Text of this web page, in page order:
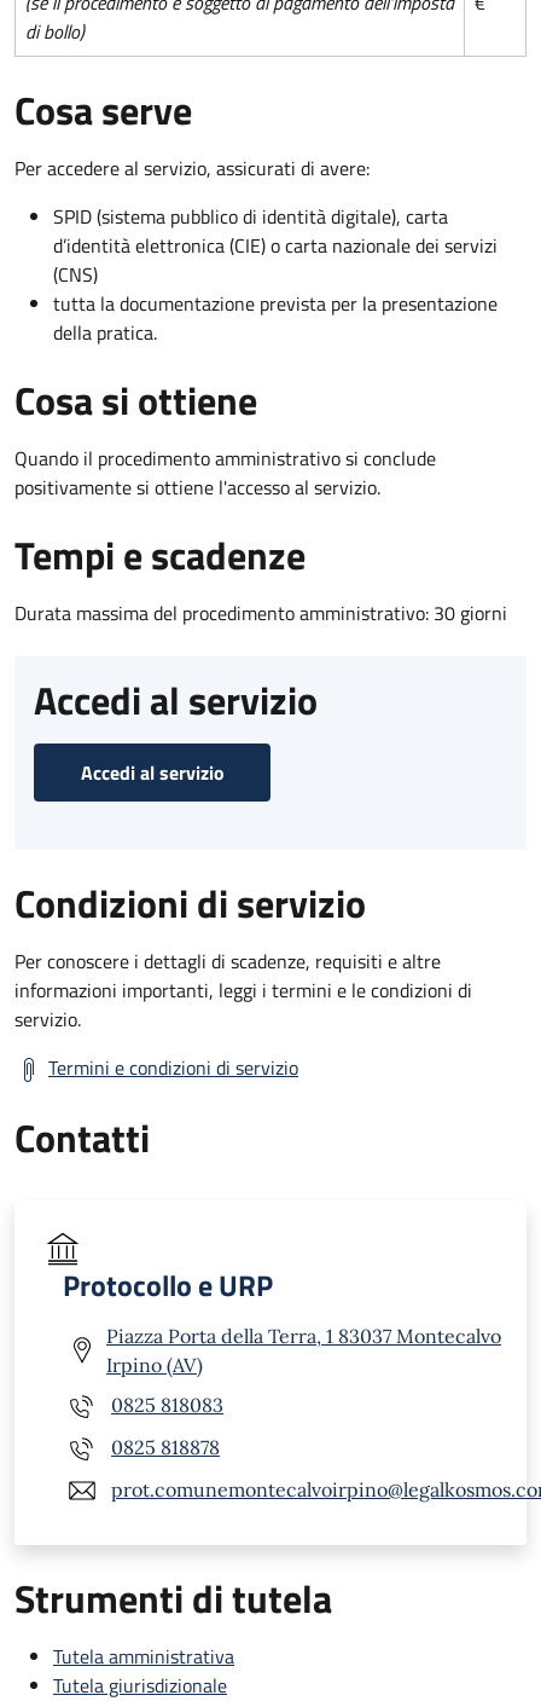
di bollo)
Cosa serve
Per accedere al servizio, assicurati di avere:
SPID (sistema pubblico di identità digitale), carta
d’identità elettronica (CIE) o carta nazionale dei servizi
(CNS)
tutta la documentazione prevista per la presentazione
della pratica.
Cosa si ottiene
Quando il procedimento amministrativo si conclude
positivamente si ottiene l'accesso al servizio.
Tempi e scadenze
Durata massima del procedimento amministrativo: 30 giorni
Accedi al servizio
Accedi al servizio
Condizioni di servizio
Per conoscere i dettagli di scadenze, requisiti e altre
informazioni importanti, leggi i termini e le condizioni di
servizio.
Termini e condizioni di servizio
Contatti
Protocollo e URP
Piazza Porta della Terra, 1 83037 Montecalvo
Irpino (AV)
0825 818083
0825 818878
Strumenti di tutela
Tutela amministrativa
Tutela giurisdizionale